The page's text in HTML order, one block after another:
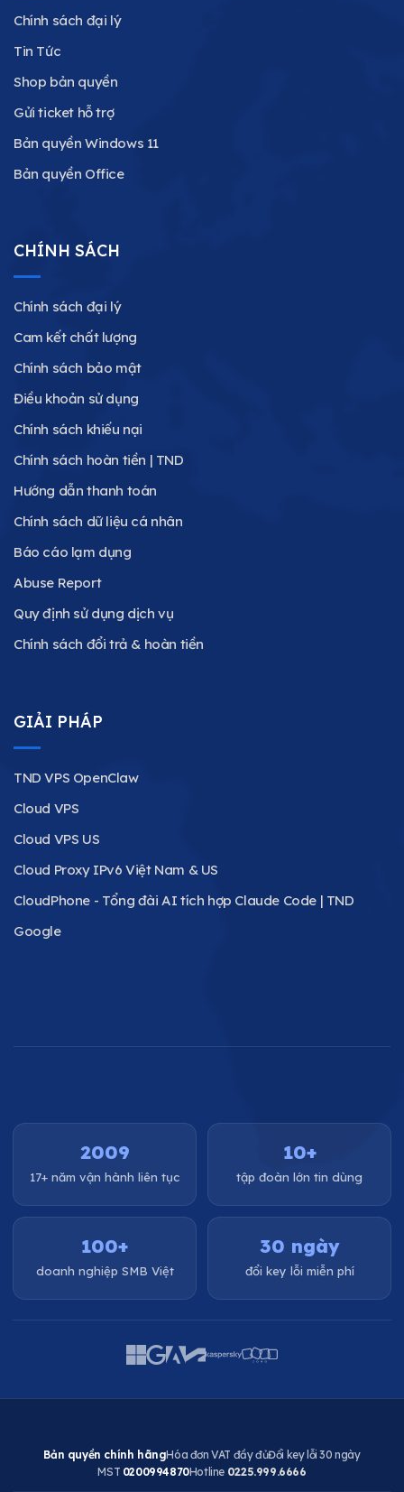
Chính sách đại lý
Tin Tức
Shop bản quyền
Gửi ticket hỗ trợ
Bản quyền Windows 11
Bản quyền Office
CHÍNH SÁCH
Chính sách đại lý
Cam kết chất lượng
Chính sách bảo mật
Điều khoản sử dụng
Chính sách khiếu nại
Chính sách hoàn tiền | TND
Hướng dẫn thanh toán
Chính sách dữ liệu cá nhân
Báo cáo lạm dụng
Abuse Report
Quy định sử dụng dịch vụ
Chính sách đổi trả & hoàn tiền
GIẢI PHÁP
TND VPS OpenClaw
Cloud VPS
Cloud VPS US
Cloud Proxy IPv6 Việt Nam & US
CloudPhone - Tổng đài AI tích hợp Claude Code | TND
Google
2009
17+ năm vận hành liên tục
10+
tập đoàn lớn tin dùng
100+
doanh nghiệp SMB Việt
30 ngày
đổi key lỗi miễn phí
Bản quyền chính hãngHóa đơn VAT đầy đủĐổi key lỗi 30 ngày
MST 0200994870Hotline 0225.999.6666